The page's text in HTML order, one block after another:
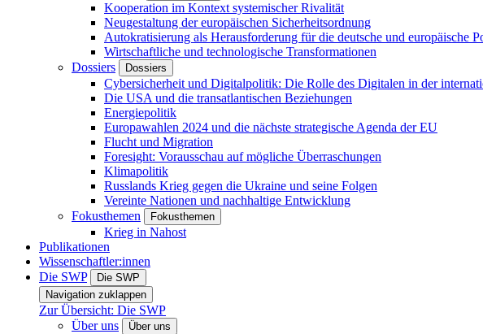
Kooperation im Kontext systemischer Rivalität
Neugestaltung der europäischen Sicherheitsordnung
Autokratisierung als Herausforderung für die deutsche und europäische
Wirtschaftliche und technologische Transformationen
Dossiers
Dossiers
Cybersicherheit und Digitalpolitik: Die Rolle des Digitalen in der
Die USA und die transatlantischen Beziehungen
Energiepolitik
Europawahlen 2024 und die nächste strategische Agenda der EU
Flucht und Migration
Foresight: Vorausschau auf mögliche Überraschungen
Klimapolitik
Russlands Krieg gegen die Ukraine und seine Folgen
Vereinte Nationen und nachhaltige Entwicklung
Fokusthemen
Fokusthemen
Krieg in Nahost
Publikationen
Wissenschaftler:innen
Die SWP
Die SWP
Navigation zuklappen
Zur Übersicht: Die SWP
Über uns
Über uns